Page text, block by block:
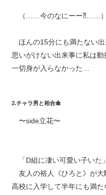
（……今のなにーー⁈……）
ほんの15分にも満たない出
思いがけない出来事に私は
一切身が入らなかった…
2.チャラ男と相合傘
〜side立花〜
「D組に凄い可愛い子いた」
友人の裕人《ひろと》が大
高校に入学して半年にも満た